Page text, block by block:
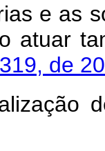
e as
atuar
de